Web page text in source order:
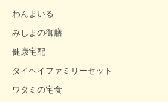
わんまいる
みしまの御膳
健康宅配
タイヘイファミリーセット
ワタミの宅食